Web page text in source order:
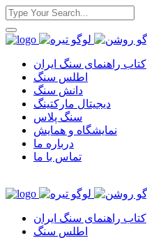
کتاب راهنمای سنگ ایران
اطلس سنگ
دانش سنگ
دیجیتال مارکتینگ
سنگ پلاس
نمایشگاه و همایش
درباره ما
تماس با ما
کتاب راهنمای سنگ ایران
اطلس سنگ